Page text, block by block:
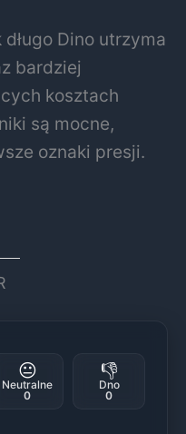
Dino utrzyma
bardziej
kosztach
są mocne,
oznaki presji.
😐
Neutralne
0
👎
Dno
0